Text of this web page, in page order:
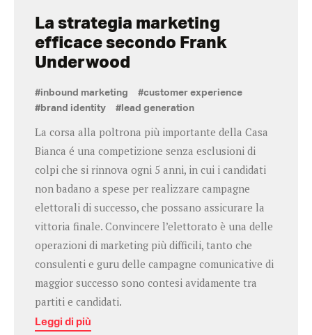
La strategia marketing
efficace secondo Frank
Underwood
#inbound marketing #customer experience
#brand identity #lead generation
La corsa alla poltrona più importante della Casa
Bianca é una competizione senza esclusioni di
colpi che si rinnova ogni 5 anni, in cui i candidati
non badano a spese per realizzare campagne
elettorali di successo, che possano assicurare la
vittoria finale. Convincere l’elettorato è una delle
operazioni di marketing più difficili, tanto che
consulenti e guru delle campagne comunicative di
maggior successo sono contesi avidamente tra
partiti e candidati.
Leggi di più